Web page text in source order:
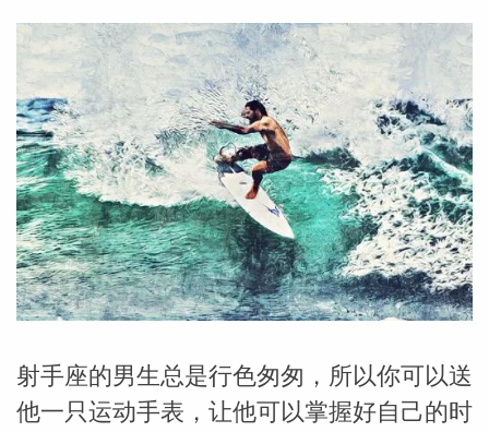
勒中文
苏珊米
射手座的男生总是行色匆匆，所以你可以送
他一只运动手表，让他可以掌握好自己的时